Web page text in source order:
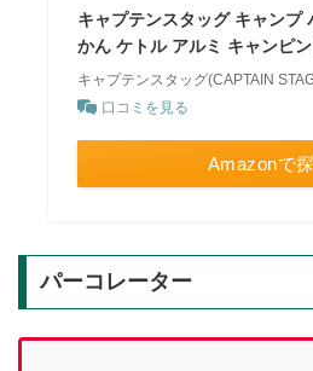
キャプテンスタッグ キャンプ
かん ケトル アルミ キャンピ
キャプテンスタッグ(CAPTAIN
口コミを見る
Amazonで
パーコレーター